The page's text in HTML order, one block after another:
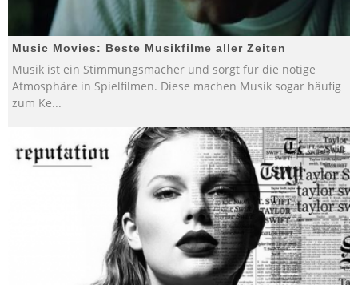
Music Movies: Beste Musikfilme aller Zeiten
Musik ist ein Stimmungsmacher und sorgt für die nötige
Atmosphäre in Spielfilmen. Diese machen Musik sogar häufig
zum Ke...